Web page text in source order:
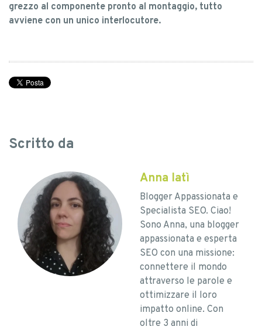
grezzo al componente pronto al montaggio, tutto
avviene con un unico interlocutore.
Scritto da
Anna Iatì
Blogger Appassionata e
Specialista SEO. Ciao!
Sono Anna, una blogger
appassionata e esperta
SEO con una missione:
connettere il mondo
attraverso le parole e
ottimizzare il loro
impatto online. Con
oltre 3 anni di